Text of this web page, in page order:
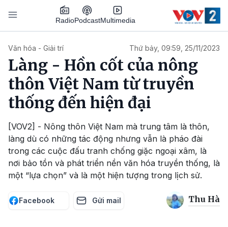
Nhảy đến nội dung
RadioPodcastMultimedia
Văn hóa - Giải trí Thứ bảy, 09:59, 25/11/2023
Làng - Hồn cốt của nông
thôn Việt Nam từ truyền
thống đến hiện đại
[VOV2] - Nông thôn Việt Nam mà trung tâm là thôn,
làng dù có những tác động nhưng vẫn là pháo đài
trong các cuộc đấu tranh chống giặc ngoại xâm, là
nơi bảo tồn và phát triển nền văn hóa truyền thống, là
một “lựa chọn” và là một hiện tượng trong lịch sử.
Facebook Gửi mail Thu Hà